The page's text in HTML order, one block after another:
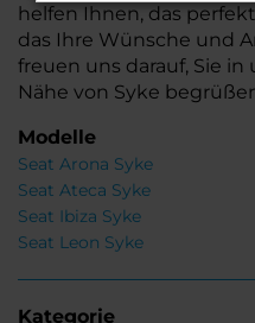
helfen Ihnen, das
das Ihre Wünsche und
freuen uns darauf, Sie
Nähe von Syke
Modelle
Seat Arona Syke
Seat Ateca Syke
Seat Ibiza Syke
Seat Leon Syke
Kategorie